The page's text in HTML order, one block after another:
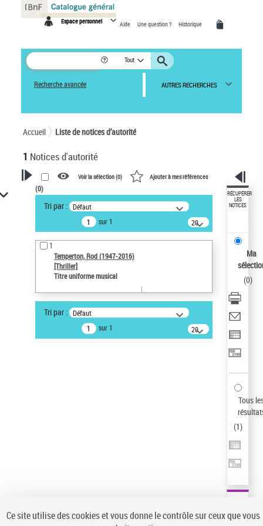
Espace personnel Aide Une question ? Historique
Tout
Recherche avancée AUTRES RECHERCHES
Accueil Liste de notices d’autorité
1 Notices d'autorité
VOTRE RECHERCHE
Recherche avancée dans les
notices d’autorité
Œuvres liées à l'auteur :
Temperton, Rod (1947-2016)
Auteur d’œuvre
Type de notice d'autorité
Voir la sélection (0) Ajouter à mes références
(0)
Tri par : Défaut
sur 1
20
résultats/page
1
Temperton, Rod (1947-2016)
[Thriller]
Titre uniforme musical
Tri par : Défaut
sur 1
20
résultats/page
RÉCUPÉRER
LES
NOTICES
Ma
(0)
Tous
(1)
Panneau de gestion des cookies
Ce site utilise des cookies et vous donne le contrôle sur ceux que vous